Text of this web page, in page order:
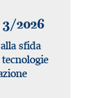
3/2026
sfida